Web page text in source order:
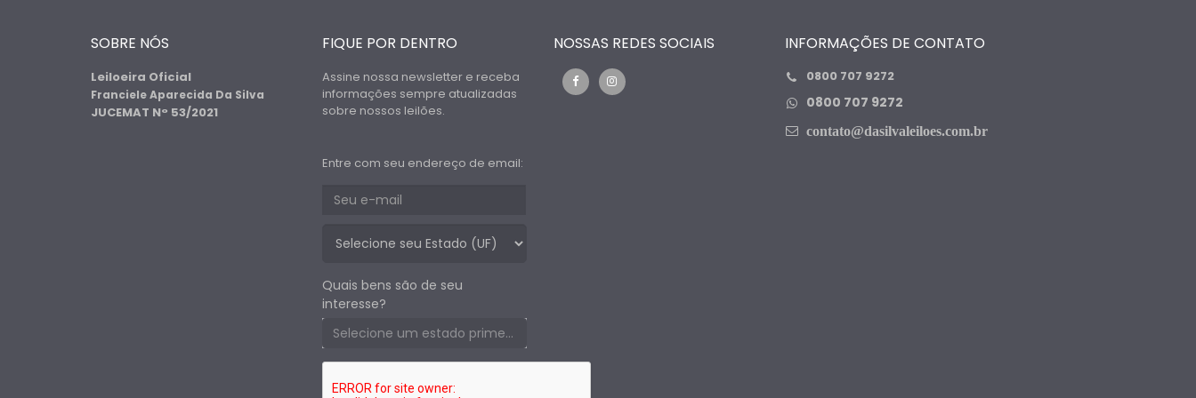
SOBRE NÓS
Leiloeira Oficial
Franciele Aparecida Da Silva
JUCEMAT N° 53/2021
FIQUE POR DENTRO
Assine nossa newsletter e receba
informações sempre atualizadas
sobre nossos leilões.
Entre com seu endereço de email:
Quais bens são de seu
interesse?
Selecione um estado primeiro
NOSSAS REDES SOCIAIS INFORMAÇÕES DE CONTATO
0800 707 9272
0800 707 9272
contato@dasilvaleiloes.com.br